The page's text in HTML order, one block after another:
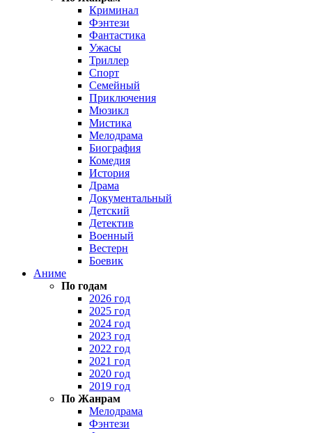
Криминал
Фэнтези
Фантастика
Ужасы
Триллер
Спорт
Семейный
Приключения
Мюзикл
Мистика
Мелодрама
Биография
Комедия
История
Драма
Документальный
Детский
Детектив
Военный
Вестерн
Боевик
Аниме
По годам
2026 год
2025 год
2024 год
2023 год
2022 год
2021 год
2020 год
2019 год
По Жанрам
Мелодрама
Фэнтези